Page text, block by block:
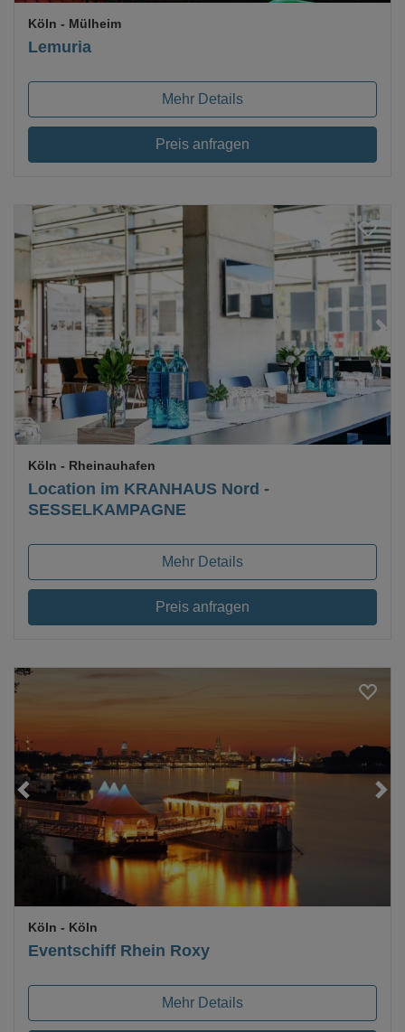
Lemuria
Köln - Mülheim
Mehr Details
Preis anfragen
Location im KRANHAUS Nord -
SESSELKAMPAGNE
Köln - Rheinauhafen
Mehr Details
Preis anfragen
Loading...
Eventschiff Rhein Roxy
Köln - Köln
Mehr Details